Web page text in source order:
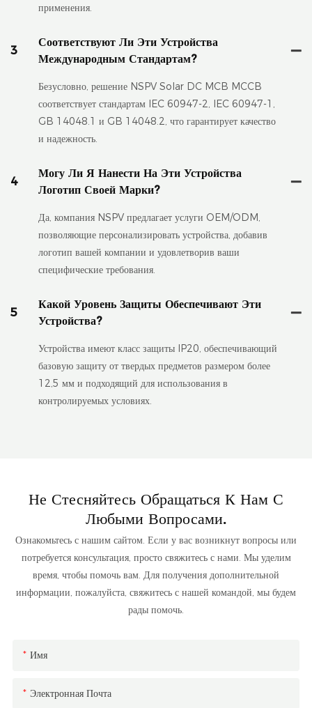
применения.
3
Соответствуют Ли Эти Устройства
Международным Стандартам?
Безусловно, решение NSPV Solar DC MCB MCCB
соответствует стандартам IEC 60947-2, IEC 60947-1,
GB 14048.1 и GB 14048.2, что гарантирует качество
и надежность.
4
Могу Ли Я Нанести На Эти Устройства
Логотип Своей Марки?
Да, компания NSPV предлагает услуги OEM/ODM,
позволяющие персонализировать устройства, добавив
логотип вашей компании и удовлетворив ваши
специфические требования.
5
Какой Уровень Защиты Обеспечивают Эти
Устройства?
Устройства имеют класс защиты IP20, обеспечивающий
базовую защиту от твердых предметов размером более
12,5 мм и подходящий для использования в
контролируемых условиях.
Не Стесняйтесь Обращаться К Нам С
Любыми Вопросами.
Ознакомьтесь с нашим сайтом. Если у вас возникнут вопросы или
потребуется консультация, просто свяжитесь с нами. Мы уделим
время, чтобы помочь вам. Для получения дополнительной
информации, пожалуйста, свяжитесь с нашей командой, мы будем
рады помочь.
Имя
Электронная Почта